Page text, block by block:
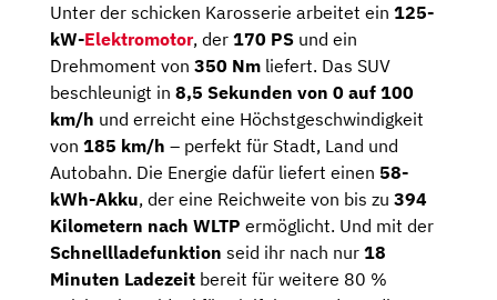
Unter der schicken Karosserie arbeitet ein 125-
kW-Elektromotor, der 170 PS und ein
Drehmoment von 350 Nm liefert. Das SUV
beschleunigt in 8,5 Sekunden von 0 auf 100
km/h und erreicht eine Höchstgeschwindigkeit
von 185 km/h – perfekt für Stadt, Land und
Autobahn. Die Energie dafür liefert einen 58-
kWh-Akku, der eine Reichweite von bis zu 394
Kilometern nach WLTP ermöglicht. Und mit der
Schnellladefunktion seid ihr nach nur 18
Minuten Ladezeit bereit für weitere 80 %